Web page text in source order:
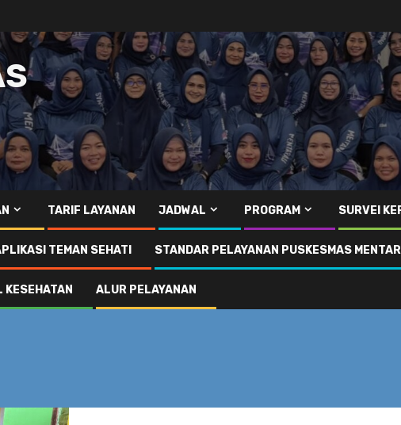
TARIF LAYANAN JADWAL PROGRAM SURVEI
TEMAN SEHATI STANDAR PELAYANAN PUSKESMAS
KESEHATAN ALUR PELAYANAN